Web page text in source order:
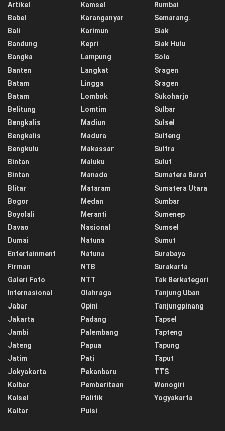
Artikel
Babel
Bali
Bandung
Bangka
Banten
Batam
Batam
Belitung
Bengkalis
Bengkalis
Bengkulu
Bintan
Bintan
Blitar
Bogor
Boyolali
Davao
Dumai
Entertainment
Firman
Galeri Foto
Internasional
Jabar
Jakarta
Jambi
Jateng
Jatim
Jokyakarta
Kalbar
Kalsel
Kaltar
Kamsel
Karanganyar
Karimun
Kepri
Lampung
Langkat
Lingga
Lombok
Lomtim
Madiun
Madura
Makassar
Maluku
Manado
Mataram
Medan
Meranti
Nasional
Natuna
Natuna
NTB
NTT
Olahraga
Opini
Padang
Palembang
Papua
Pati
Pekanbaru
Pemberitaan
Politik
Puisi
Rumbai
Semarang.
Siak
Siak Hulu
Solo
Sragen
Sragen
Sukoharjo
Sulbar
Sulsel
Sulteng
Sultra
Sulut
Sumatera Barat
Sumatera Utara
Sumbar
Sumenep
Sumsel
Sumut
Surabaya
Surakarta
Tak Berkategori
Tanjung Uban
Tanjungpinang
Tapsel
Tapteng
Tapung
Taput
TTS
Wonogiri
Yogyakarta